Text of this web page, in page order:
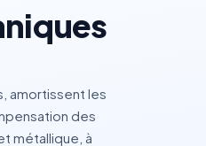
amortissent les
des
métallique, à